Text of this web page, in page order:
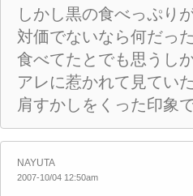
しかし黒の食べっぷり
対価でないなら何だっ
食べてたとでも思うし
アレに惹かれて見てい
肩すかしをくった印象
NAYUTA
2007-10/04 12:50am